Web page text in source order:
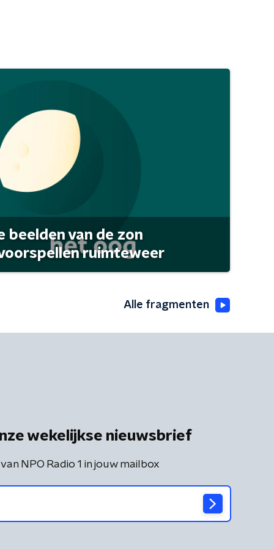
beelden van de zon
ruimteweer
Alle fragmenten
wekelijkse nieuwsbrief
NPO Radio 1 in jouw mailbox